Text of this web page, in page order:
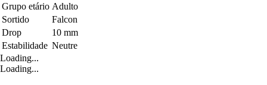
Grupo etário Adulto
Sortido
Falcon
Drop
10 mm
Estabilidade Neutre
Loading...
Loading...